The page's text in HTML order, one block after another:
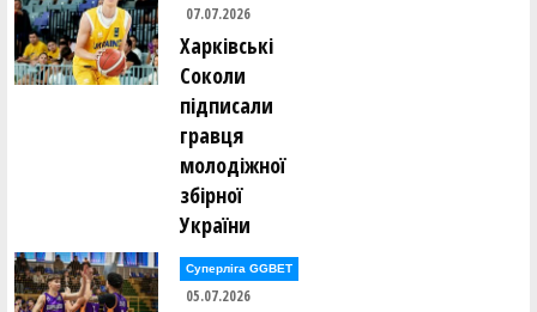
07.07.2026
Харківські
Соколи
підписали
гравця
молодіжної
збірної
України
Суперліга GGBET
05.07.2026